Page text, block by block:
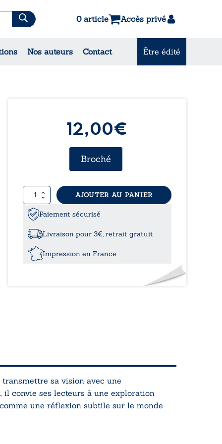
0 article Accès privé
Nos auteurs Contact Être édité
12,00€
Broché
quantité
de
Miroir
soi
AJOUTER AU PANIER
Paiement sécurisé
Livraison pour 3€, retrait gratuit
Impression en France
sa vision avec une
il convie ses lecteurs à une exploration
une réflexion subtile sur le monde